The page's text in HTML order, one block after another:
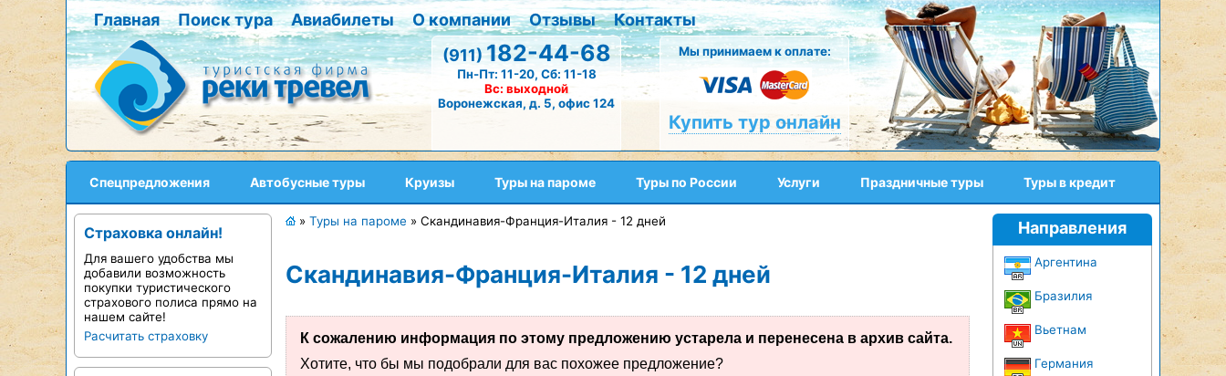
Главная Поиск тура Авиабилеты О компании Отзывы
Контакты
(911)182-44-68
Пн-Пт: 11-20, Сб: 11-18
Вс: выходной
Воронежская, д. 5, офис 124
Мы принимаем к оплате:
Купить тур онлайн
Спецпредложения Автобусные туры Круизы Туры на пароме Туры по России Услуги Праздничные туры Туры в кредит
Страховка онлайн!
Для вашего удобства мы
добавили возможность
покупки туристического
страхового полиса прямо на
нашем сайте!
Расчитать страховку
» Туры на пароме » Скандинавия-Франция-Италия - 12 дней
Скандинавия-Франция-Италия - 12 дней
К сожалению информация по этому предложению устарела и перенесена в архив сайта.
Хотите, что бы мы подобрали для вас похожее предложение?
Направления
Аргентина
Бразилия
Вьетнам
Германия